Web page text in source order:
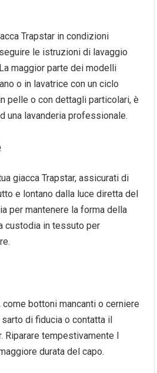
Trapstar in condizioni
le istruzioni di lavaggio
maggior parte dei modelli
o in lavatrice con un ciclo
pelle o con dettagli particolari, è
una lavanderia professionale.
giacca Trapstar, assicurati di
e lontano dalla luce diretta del
per mantenere la forma della
custodia in tessuto per
bottoni mancanti o cerniere
di fiducia o contatta il
Riparare tempestivamente I
durata del capo.